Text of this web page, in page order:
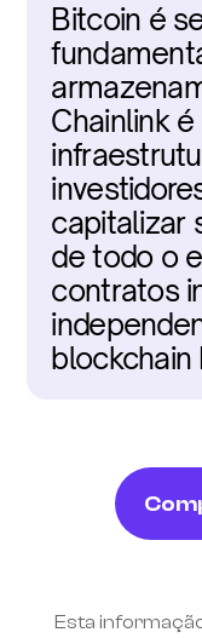
Bitcoin é
Chainlink
capitalizar
de todo o
contratos
blockchain
Esta